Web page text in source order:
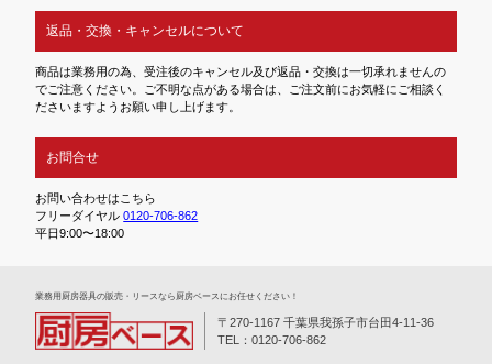
返品・交換・キャンセルについて
商品は業務用の為、受注後のキャンセル及び返品・交換は一切承れませんの
でご注意ください。ご不明な点がある場合は、ご注文前にお気軽にご相談く
ださいますようお願い申し上げます。
お問合せ
お問い合わせはこちら
フリーダイヤル0120-706-862
平日9:00〜18:00
業務⽤厨房器具の販売・リースなら厨房ベースにお任せください！
〒270-1167 千葉県我孫子市台田4-11-36
TEL：0120-706-862